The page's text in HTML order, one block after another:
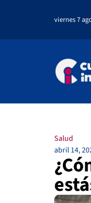
viernes 7
Salud
abril 14,